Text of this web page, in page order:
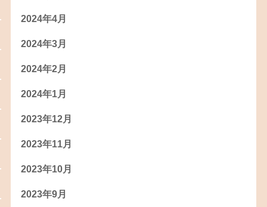
2024年4月
2024年3月
2024年2月
2024年1月
2023年12月
2023年11月
2023年10月
2023年9月